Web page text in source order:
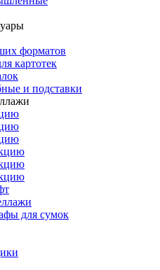
форматов
картотек
и подставки
для сумок